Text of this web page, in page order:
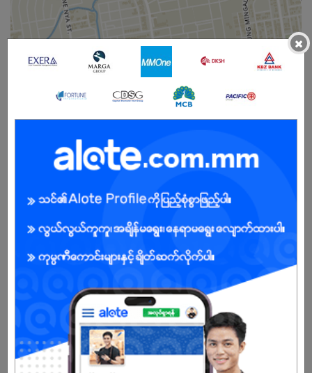
Already Expired
Don't have an account?
REGISTER NOW!
More Similar Jobs
×